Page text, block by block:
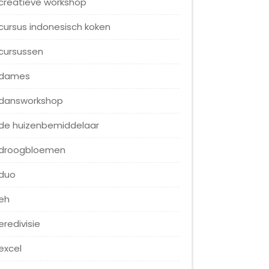
indonesisch koken
huizenbemiddelaar